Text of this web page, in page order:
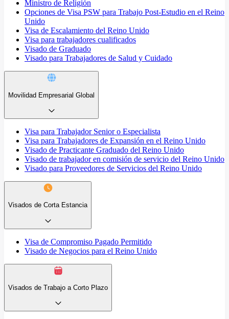
Ministro de Religión
Opciones de Visa PSW para Trabajo Post-Estudio en el Reino
Unido
Visa de Escalamiento del Reino Unido
Visa para trabajadores cualificados
Visado de Graduado
Visado para Trabajadores de Salud y Cuidado
Movilidad Empresarial Global
Visa para Trabajador Senior o Especialista
Visa para Trabajadores de Expansión en el Reino Unido
Visado de Practicante Graduado del Reino Unido
Visado de trabajador en comisión de servicio del Reino Unido
Visado para Proveedores de Servicios del Reino Unido
Visados de Corta Estancia
Visa de Compromiso Pagado Permitido
Visado de Negocios para el Reino Unido
Visados de Trabajo a Corto Plazo